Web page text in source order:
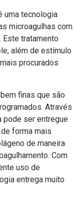
uma tecnologia
microagulhas com
Este tratamento
além de estímulo
procurados
finas que são
Através
pode ser entregue
forma mais
de maneira
Com
uso de
entrega muito